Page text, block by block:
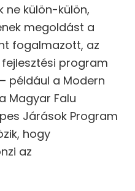
ne külön-külön,
megoldást a
fogalmazott, az
program
például a Modern
Magyar Falu
Járások Program
hogy
az